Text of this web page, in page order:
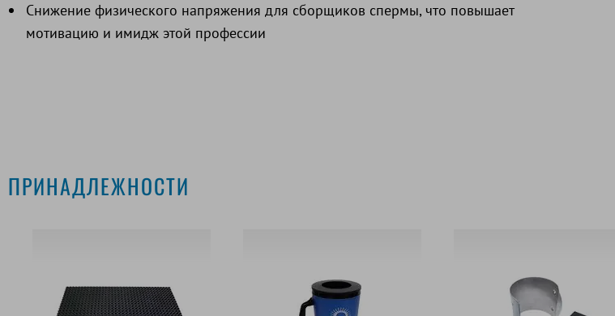
Снижение физического напряжения для сборщиков спермы, что повышает
мотивацию и имидж этой профессии
ПРИНАДЛЕЖНОСТИ